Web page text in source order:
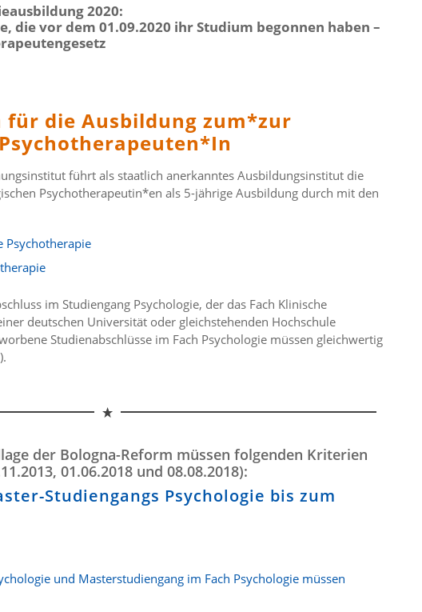
2020:
die vor dem 01.09.2020 ihr Studium begonnen haben –
für die Ausbildung zum*zur
führt als staatlich anerkanntes Ausbildungsinstitut die
Psychotherapeutin*en als 5-jährige Ausbildung durch mit den
Psychotherapie
im Studiengang Psychologie, der das Fach Klinische
deutschen Universität oder gleichstehenden Hochschule
Studienabschlüsse im Fach Psychologie müssen gleichwertig
der Bologna-Reform müssen folgenden Kriterien
01.06.2018 und 08.08.2018):
Studiengangs Psychologie bis zum
und Masterstudiengang im Fach Psychologie müssen